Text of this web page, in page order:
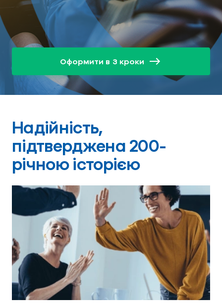
Оформити в 3 кроки
Надійність,
підтверджена 200-
річною історією